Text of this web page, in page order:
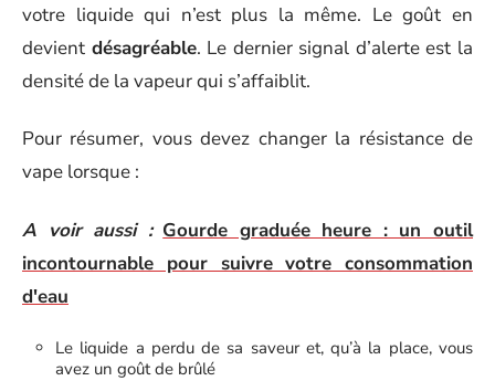
votre liquide qui n’est plus la même. Le goût en
devient désagréable. Le dernier signal d’alerte est la
densité de la vapeur qui s’affaiblit.
Pour résumer, vous devez changer la résistance de
vape lorsque :
A voir aussi : Gourde graduée heure : un outil
incontournable pour suivre votre consommation
d'eau
Le liquide a perdu de sa saveur et, qu’à la place, vous
avez un goût de brûlé